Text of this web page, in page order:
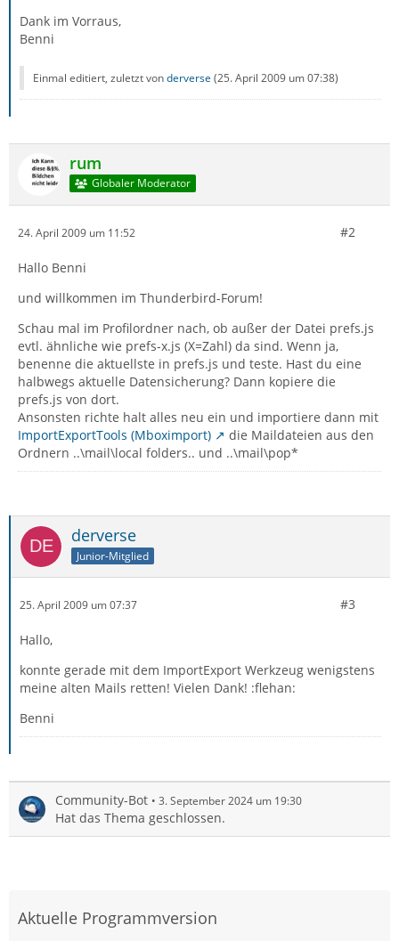
Dank im Vorraus,
Benni
Einmal editiert, zuletzt vonderverse (25. April 2009 um 07:38)
rum
Globaler Moderator
24. April 2009 um 11:52 #2
Hallo Benni
und willkommen im Thunderbird-Forum!
Schau mal im Profilordner nach, ob außer der Datei prefs.js
evtl. ähnliche wie prefs-x.js (X=Zahl) da sind. Wenn ja,
benenne die aktuellste in prefs.js und teste. Hast du eine
halbwegs aktuelle Datensicherung? Dann kopiere die
prefs.js von dort.
Ansonsten richte halt alles neu ein und importiere dann mit
ImportExportTools (Mboximport)
die Maildateien aus den
Ordnern ..\mail\local folders.. und ..\mail\pop*
derverse
Junior-Mitglied
25. April 2009 um 07:37 #3
Hallo,
konnte gerade mit dem ImportExport Werkzeug wenigstens
meine alten Mails retten! Vielen Dank! :flehan:
Benni
Community-Bot 3. September 2024 um 19:30
Hat das Thema geschlossen.
Aktuelle Programmversion